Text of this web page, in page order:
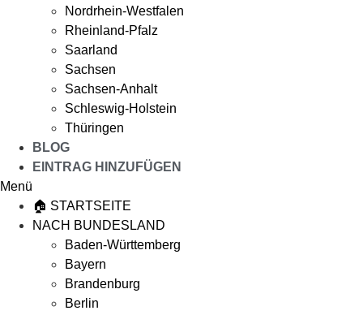
Nordrhein-Westfalen
Rheinland-Pfalz
Saarland
Sachsen
Sachsen-Anhalt
Schleswig-Holstein
Thüringen
BLOG
EINTRAG HINZUFÜGEN
Menü
🏠 STARTSEITE
NACH BUNDESLAND
Baden-Württemberg
Bayern
Brandenburg
Berlin